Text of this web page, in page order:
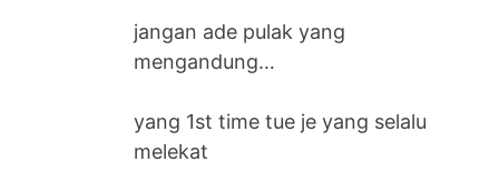
jangan ade pulak yang
mengandung…
yang 1st time tue je yang selalu
melekat